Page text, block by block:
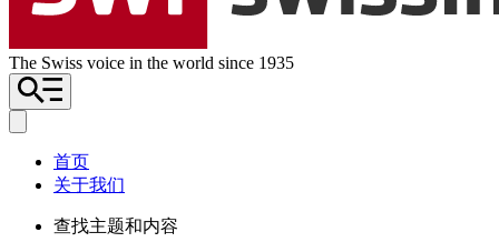
The Swiss voice in the world since 1935
首页
关于我们
查找主题和内容